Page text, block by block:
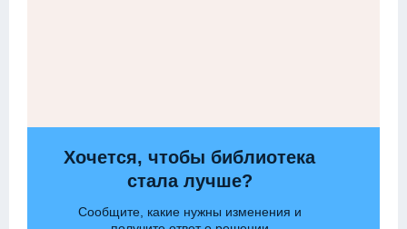
Хочется, чтобы библиотека
стала лучше?
Сообщите, какие нужны изменения и